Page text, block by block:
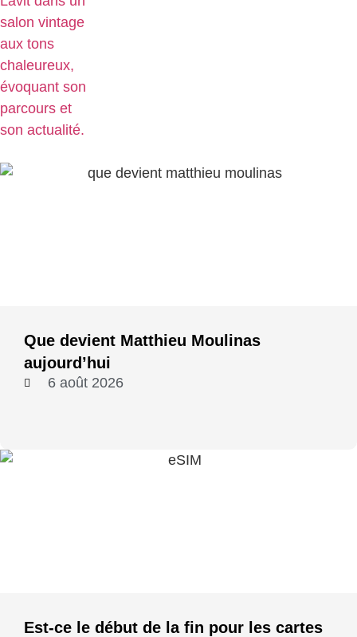
Que devient Matthieu Moulinas
aujourd’hui
6 août 2026
Est-ce le début de la fin pour les cartes